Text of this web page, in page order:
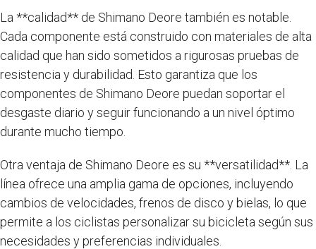
La **calidad** de Shimano Deore también es notable.
Cada componente está construido con materiales de alta
calidad que han sido sometidos a rigurosas pruebas de
resistencia y durabilidad. Esto garantiza que los
componentes de Shimano Deore puedan soportar el
desgaste diario y seguir funcionando a un nivel óptimo
durante mucho tiempo.
Otra ventaja de Shimano Deore es su **versatilidad**. La
línea ofrece una amplia gama de opciones, incluyendo
cambios de velocidades, frenos de disco y bielas, lo que
permite a los ciclistas personalizar su bicicleta según sus
necesidades y preferencias individuales.